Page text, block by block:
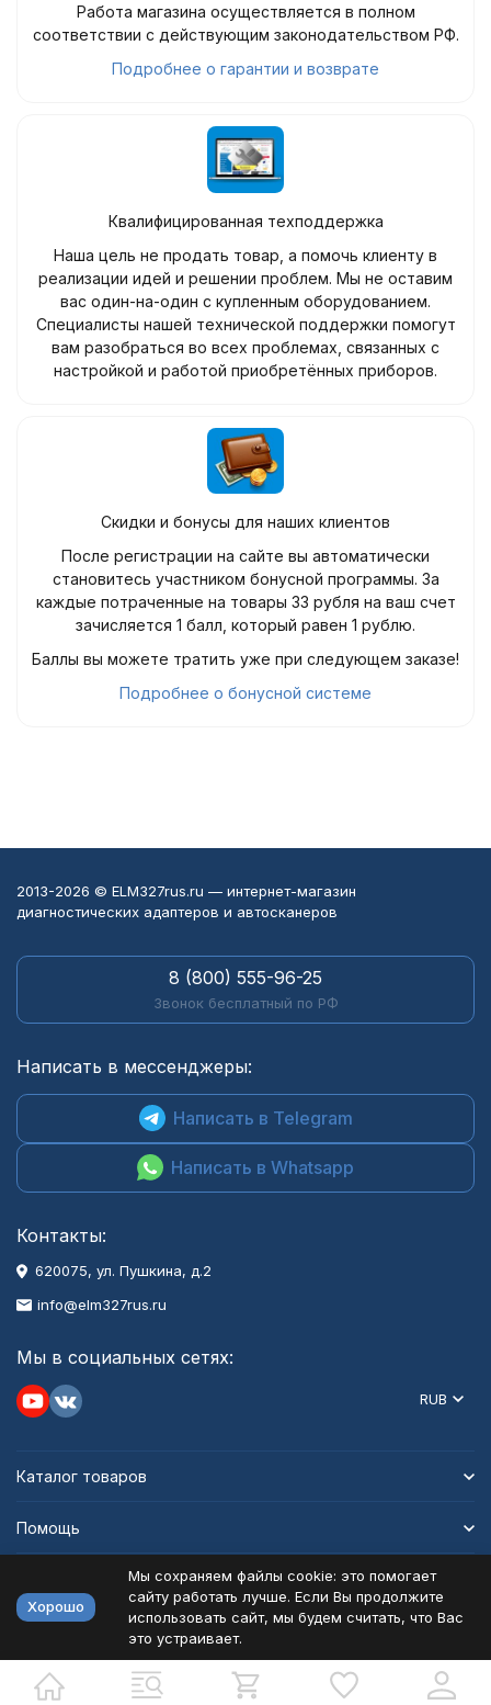
Работа магазина осуществляется в полном
соответствии с действующим законодательством РФ.
Подробнее о гарантии и возврате
Квалифицированная техподдержка
Наша цель не продать товар, а помочь клиенту в
реализации идей и решении проблем. Мы не оставим
вас один-на-один с купленным оборудованием.
Специалисты нашей технической поддержки помогут
вам разобраться во всех проблемах, связанных с
настройкой и работой приобретённых приборов.
Скидки и бонусы для наших клиентов
После регистрации на сайте вы автоматически
становитесь участником бонусной программы. За
каждые потраченные на товары 33 рубля на ваш счет
зачисляется 1 балл, который равен 1 рублю.
Баллы вы можете тратить уже при следующем заказе!
Подробнее о бонусной системе
2013-2026 © ELM327rus.ru — интернет-магазин
диагностических адаптеров и автосканеров
8 (800) 555-96-25
Звонок бесплатный по РФ
Написать в мессенджеры:
Написать в Telegram
Написать в Whatsapp
Контакты:
620075, ул. Пушкина, д.2
info@elm327rus.ru
Мы в социальных сетях:
RUB
Каталог товаров
Помощь
Политика персональных данных
Разработано в bodysite.ru
Хорошо
Мы сохраняем файлы cookie: это помогает
сайту работать лучше. Если Вы продолжите
использовать сайт, мы будем считать, что Вас
это устраивает.